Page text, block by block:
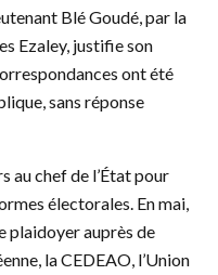
Blé Goudé, par la
Ezaley, justifie son
ont été
sans réponse
au chef de l’État pour
électorales. En mai,
plaidoyer auprès de
la CEDEAO, l’Union